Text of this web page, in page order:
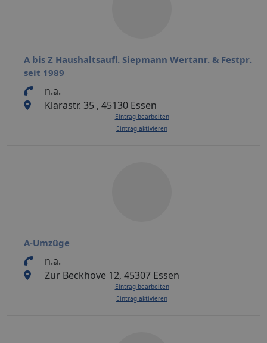
A bis Z Haushaltsaufl. Siepmann Wertanr. & Festpr.
seit 1989
n.a.
Klarastr. 35 , 45130 Essen
Eintrag bearbeiten
Eintrag aktivieren
A-Umzüge
n.a.
Zur Beckhove 12, 45307 Essen
Eintrag bearbeiten
Eintrag aktivieren